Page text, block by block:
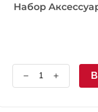
Набор